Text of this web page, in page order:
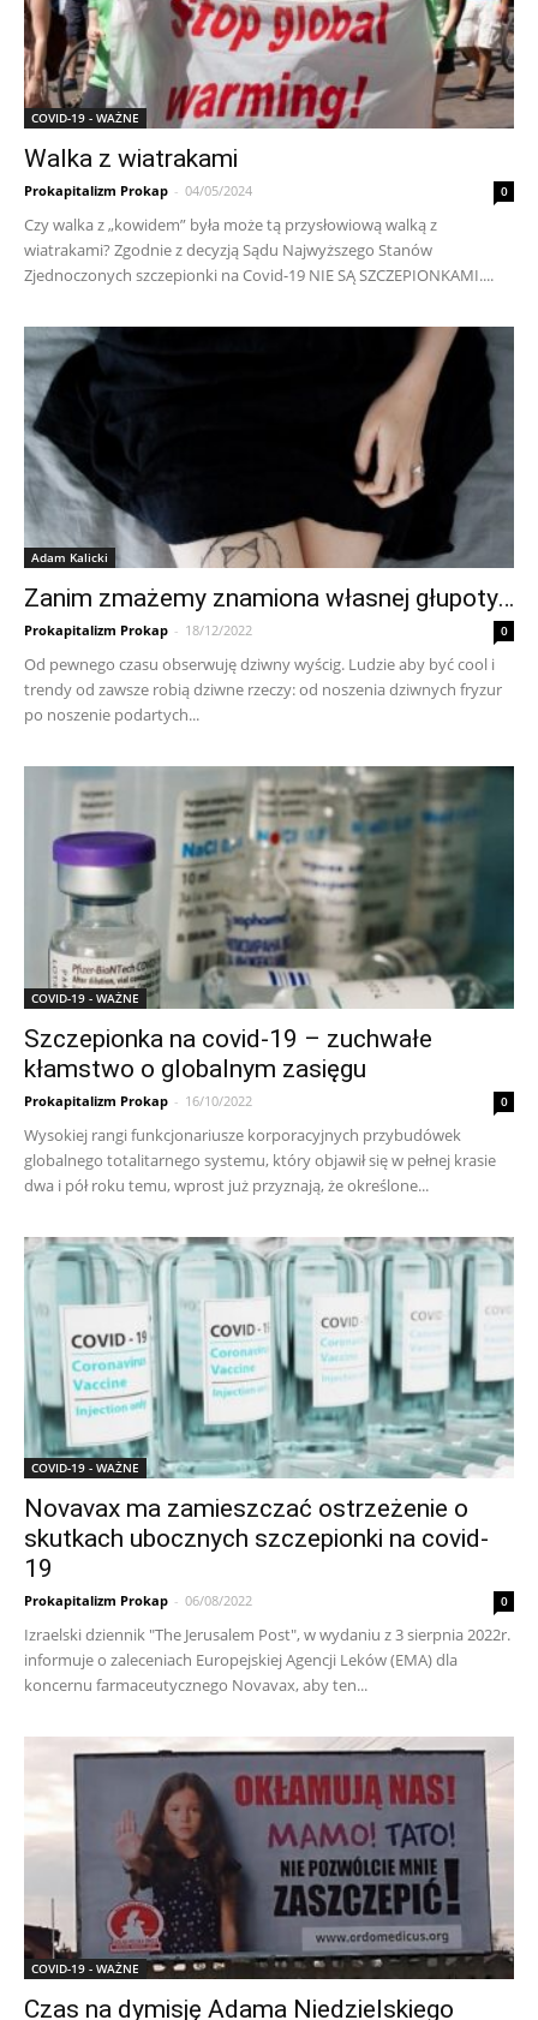
COVID-19 - WAŻNE
Walka z wiatrakami
Prokapitalizm Prokap - 04/05/2024 0
Czy walka z „kowidem” była może tą przysłowiową walką z
wiatrakami? Zgodnie z decyzją Sądu Najwyższego Stanów
Zjednoczonych szczepionki na Covid-19 NIE SĄ SZCZEPIONKAMI....
Adam Kalicki
Zanim zmażemy znamiona własnej głupoty…
Prokapitalizm Prokap - 18/12/2022 0
Od pewnego czasu obserwuję dziwny wyścig. Ludzie aby być cool i
trendy od zawsze robią dziwne rzeczy: od noszenia dziwnych fryzur
po noszenie podartych...
COVID-19 - WAŻNE
Szczepionka na covid-19 – zuchwałe
kłamstwo o globalnym zasięgu
Prokapitalizm Prokap - 16/10/2022 0
Wysokiej rangi funkcjonariusze korporacyjnych przybudówek
globalnego totalitarnego systemu, który objawił się w pełnej krasie
dwa i pół roku temu, wprost już przyznają, że określone...
COVID-19 - WAŻNE
Novavax ma zamieszczać ostrzeżenie o
skutkach ubocznych szczepionki na covid-
19
Prokapitalizm Prokap - 06/08/2022 0
Izraelski dziennik "The Jerusalem Post", w wydaniu z 3 sierpnia 2022r.
informuje o zaleceniach Europejskiej Agencji Leków (EMA) dla
koncernu farmaceutycznego Novavax, aby ten...
COVID-19 - WAŻNE
Czas na dymisję Adama Niedzielskiego